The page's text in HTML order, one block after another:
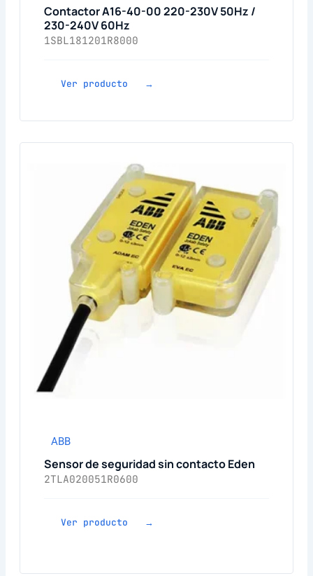
Contactor A16-40-00 220-230V 50Hz /
230-240V 60Hz
1SBL181201R8000
Ver producto →
ABB
Sensor de seguridad sin contacto Eden
2TLA020051R0600
Ver producto →